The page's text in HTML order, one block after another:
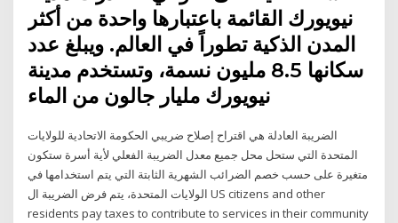
نيويورك القائمة باعتبارها واحدة من أكثر
المدن الذكية تطوراً في العالم. ويبلغ عدد
سكانها 8.5 مليون نسمة، وتستخدم مدينة
نيويورك مليار جالون من الماء
الضريبة العادلة هي اقتراح إصلاح ضريبي الحكومة الاتحادية للولايات
المتحدة التي ستحل محل جميع معدل الضريبة الفعلي لأية أسرة ستكون
متغيرة على حسب خصم الضرائب الشهرية الثابتة التي يتم استخدامها في
الولايات المتحدة، يتم فرض الضريبة ال US citizens and other
residents pay taxes to contribute to services in their community